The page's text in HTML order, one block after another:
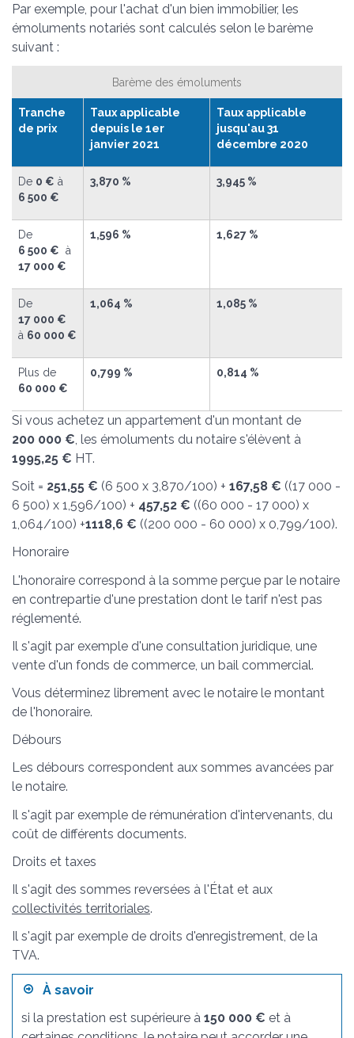
Par exemple, pour l'achat d'un bien immobilier, les
émoluments notariés sont calculés selon le barème
suivant :
Barème des émoluments
Tranche
de prix
Taux applicable
depuis le 1er
janvier 2021
Taux applicable
jusqu'au 31
décembre 2020
De 0 € à
6 500 €
3,870 % 3,945 %
De
6 500 € à
17 000 €
1,596 % 1,627 %
De
17 000 €
à 60 000 €
1,064 % 1,085 %
Plus de
60 000 €
0,799 % 0,814 %
Si vous achetez un appartement d'un montant de
200 000 €, les émoluments du notaire s'élèvent à
1995,25 € HT.
Soit = 251,55 € (6 500 x 3,870/100) + 167,58 € ((17 000 -
6 500) x 1,596/100) + 457,52 € ((60 000 - 17 000) x
1,064/100) +1118,6 € ((200 000 - 60 000) x 0,799/100).
Honoraire
L'honoraire correspond à la somme perçue par le notaire
en contrepartie d'une prestation dont le tarif n'est pas
réglementé.
Il s'agit par exemple d'une consultation juridique, une
vente d'un fonds de commerce, un bail commercial.
Vous déterminez librement avec le notaire le montant
de l'honoraire.
Débours
Les débours correspondent aux sommes avancées par
le notaire.
Il s'agit par exemple de rémunération d'intervenants, du
coût de différents documents.
Droits et taxes
Il s'agit des sommes reversées à l'État et aux
collectivités territoriales.
Il s'agit par exemple de droits d'enregistrement, de la
TVA.
À savoir
si la prestation est supérieure à150 000 € et à